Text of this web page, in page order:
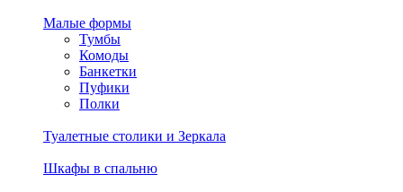
Малые формы
Тумбы
Комоды
Банкетки
Пуфики
Полки
Туалетные столики и Зеркала
Шкафы в спальню